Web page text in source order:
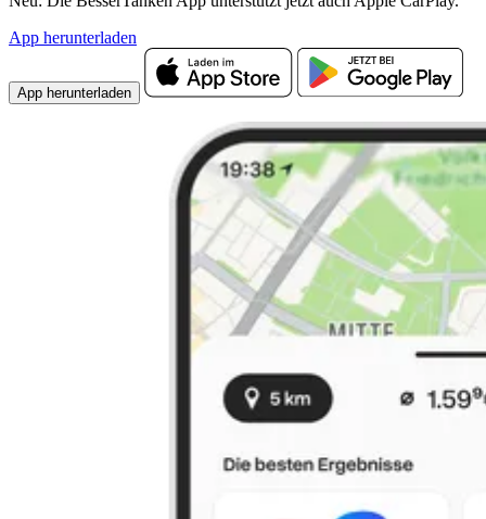
App herunterladen
App herunterladen